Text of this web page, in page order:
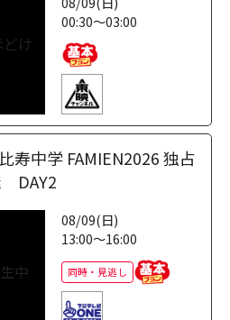
00:30～03:00
寿中学 FAMIEN2026 独占
DAY2
08/09(日)
13:00～16:00
同時・見逃し